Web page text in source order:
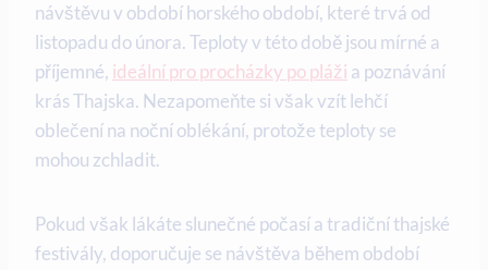
návštěvu v období horského období, které trvá od
listopadu do února. Teploty v této době jsou mírné a
příjemné, ideální pro procházky po pláži a poznávání
krás Thajska. Nezapomeňte si však vzít lehčí
oblečení na noční oblékání, protože teploty se
mohou zchladit.
Pokud však lákáte slunečné počasí a tradiční thajské
festivály, doporučuje se návštěva během období